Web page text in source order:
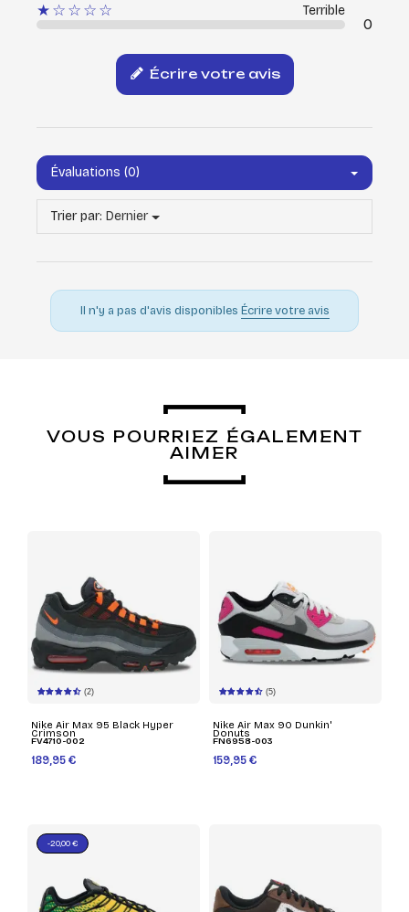
★☆☆☆☆
Terrible
0
Écrire votre avis
Évaluations (0)
Trier par: Dernier
Il n'y a pas d'avis disponibles Écrire votre avis
VOUS POURRIEZ ÉGALEMENT
AIMER
(2)
Nike Air Max 95 Black Hyper
Crimson
FV4710-002
189,95 €
(5)
Nike Air Max 90 Dunkin'
Donuts
FN6958-003
159,95 €
-20,00 €